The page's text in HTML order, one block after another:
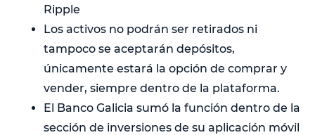
Ripple
Los activos no podrán ser retirados ni
tampoco se aceptarán depósitos,
únicamente estará la opción de comprar y
vender, siempre dentro de la plataforma.
El Banco Galicia sumó la función dentro de la
sección de inversiones de su aplicación móvil